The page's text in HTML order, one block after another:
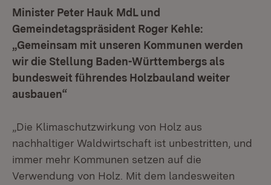
Minister Peter Hauk MdL und
Gemeindetagspräsident Roger Kehle:
„Gemeinsam mit unseren Kommunen werden
wir die Stellung Baden-Württembergs als
bundesweit führendes Holzbauland weiter
ausbauen“
„Die Klimaschutzwirkung von Holz aus
nachhaltiger Waldwirtschaft ist unbestritten, und
immer mehr Kommunen setzen auf die
Verwendung von Holz. Mit dem landesweiten